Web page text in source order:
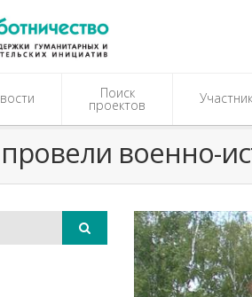
Поиск
проектов
военно-